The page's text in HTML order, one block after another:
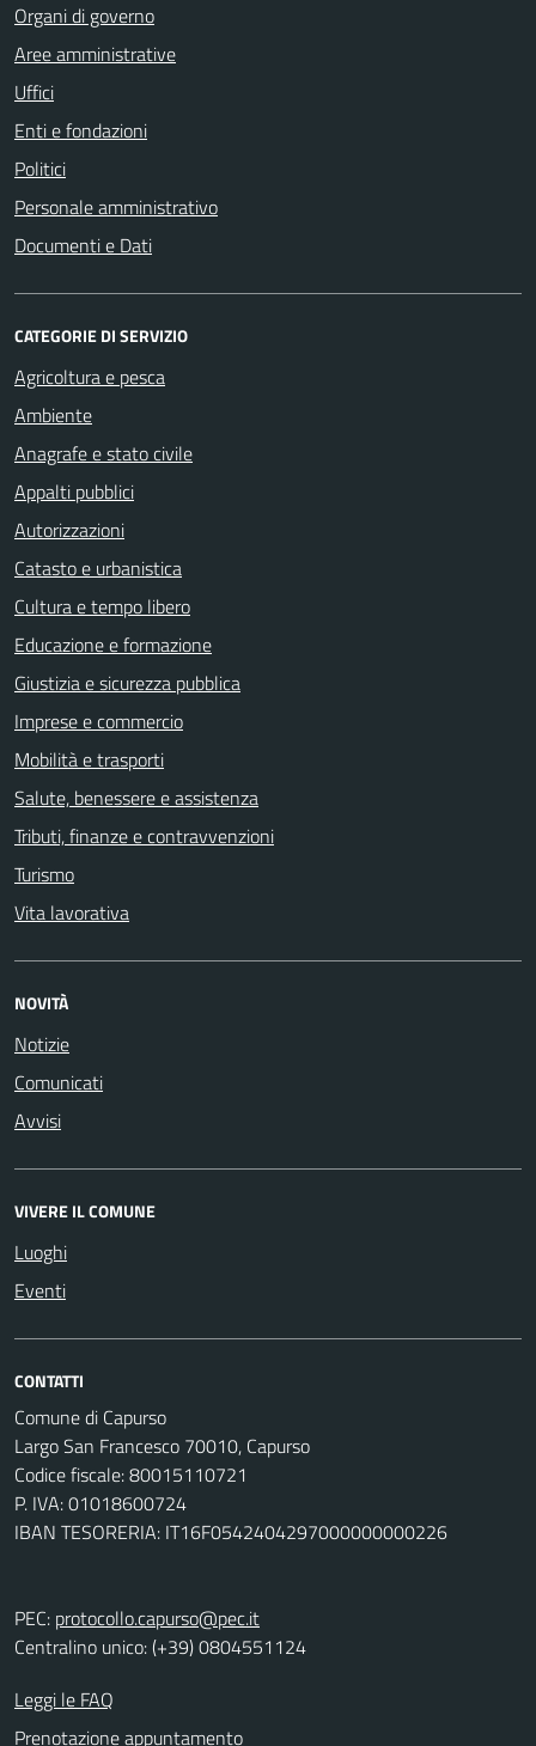
Organi di governo
Aree amministrative
Uffici
Enti e fondazioni
Politici
Personale amministrativo
Documenti e Dati
CATEGORIE DI SERVIZIO
Agricoltura e pesca
Ambiente
Anagrafe e stato civile
Appalti pubblici
Autorizzazioni
Catasto e urbanistica
Cultura e tempo libero
Educazione e formazione
Giustizia e sicurezza pubblica
Imprese e commercio
Mobilità e trasporti
Salute, benessere e assistenza
Tributi, finanze e contravvenzioni
Turismo
Vita lavorativa
NOVITÀ
Notizie
Comunicati
Avvisi
VIVERE IL COMUNE
Luoghi
Eventi
CONTATTI
Comune di Capurso
Largo San Francesco 70010, Capurso
Codice fiscale: 80015110721
P. IVA: 01018600724
IBAN TESORERIA: IT16F0542404297000000000226
PEC: protocollo.capurso@pec.it
Centralino unico: (+39) 0804551124
Leggi le FAQ
Prenotazione appuntamento